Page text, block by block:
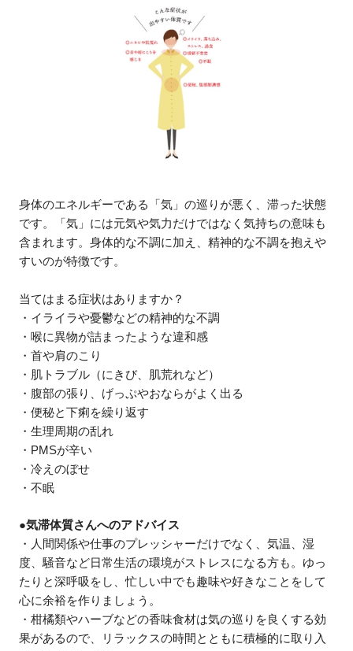
身体のエネルギーである「気」の巡りが悪く、滞った状態
です。「気」には元気や気力だけではなく気持ちの意味も
含まれます。身体的な不調に加え、精神的な不調を抱えや
すいのが特徴です。
当てはまる症状はありますか？
・イライラや憂鬱などの精神的な不調
・喉に異物が詰まったような違和感
・首や肩のこり
・肌トラブル（にきび、肌荒れなど）
・腹部の張り、げっぷやおならがよく出る
・便秘と下痢を繰り返す
・生理周期の乱れ
・PMSが辛い
・冷えのぼせ
・不眠
●気滞体質さんへのアドバイス
・人間関係や仕事のプレッシャーだけでなく、気温、湿
度、騒音など日常生活の環境がストレスになる方も。ゆっ
たりと深呼吸をし、忙しい中でも趣味や好きなことをして
心に余裕を作りましょう。
・柑橘類やハーブなどの香味食材は気の巡りを良くする効
果があるので、リラックスの時間とともに積極的に取り入